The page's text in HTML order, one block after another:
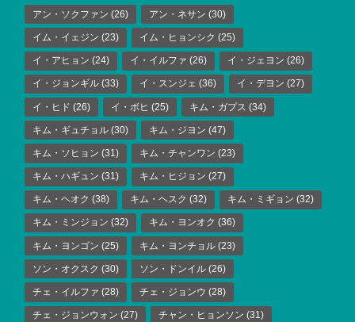
アン・ソクファン (26) アン・ネサン (30)
イム・イェジン (23) イム・ヒョンシク (25)
イ・アヒョン (24) イ・イルファ (26) イ・ジェヨン (26)
イ・ジョンギル (33) イ・スンジェ (36) イ・デヨン (27)
イ・ヒド (26) イ・ボヒ (25) キム・ガプス (34)
キム・ギュチョル (30) キム・ジヨン (47)
キム・ソヒョン (31) キム・チャンワン (23)
キム・ハギュン (31) キム・ヒジョン (27)
キム・ヘオク (38) キム・ヘスク (32) キム・ミギョン (32)
キム・ミンジョン (32) キム・ヨンオク (36)
キム・ヨンゴン (25) キム・ヨンチョル (23)
ソン・オクスク (30) ソン・ドンイル (26)
チェ・イルファ (28) チェ・ジョンウ (28)
チェ・ジョンウォン (27) チャン・ヒョンソン (31)